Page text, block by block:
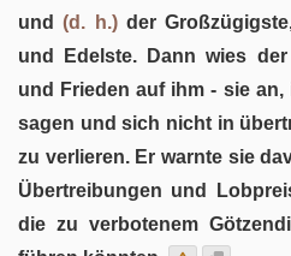
und(d. h.)der
und Edelste. Dann wies
und Frieden auf ihm - sie
sagen und sich nicht in
zu verlieren. Er warnte sie
Übertreibungen und
die zu verbotenem